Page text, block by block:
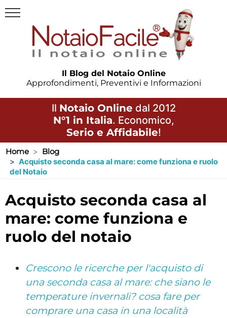
Il Blog del Notaio Online
Approfondimenti, Preventivi e Informazioni
Il Notaio Online dal 2012
N°1 in Italia. Economico,
Serio e Affidabile!
Home
Blog
Acquisto seconda casa al mare: come funziona e ruolo
del Notaio
acquisto seconda casa al
mare: come funziona e
ruolo del notaio
Crescono le ricerche per l'acquisto di
una seconda casa al mare: che siano le
temperature invernali? cosa fare per
comprare una casa in una località